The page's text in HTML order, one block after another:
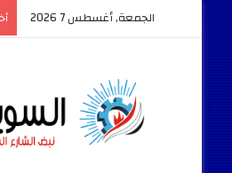
الجمعة, أغسطس 7 2026